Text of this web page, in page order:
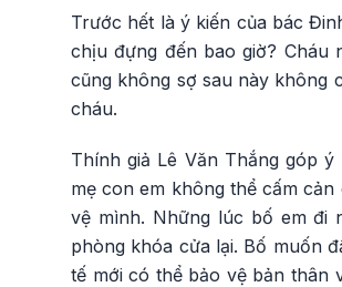
Trước hết là ý kiến của bác
chịu đựng đến bao giờ? Cháu
cũng không sợ sau này không
cháu.
Thính giả Lê Văn Thắng góp
mẹ con em không thể cấm
vệ mình. Những lúc bố em đi
phòng khóa cửa lại. Bố muốn
tế mới có thể bảo vệ bản thân